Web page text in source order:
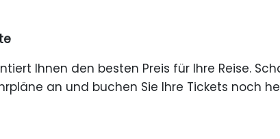
Ihnen den besten Preis für Ihre Reise.
an und buchen Sie Ihre Tickets noch